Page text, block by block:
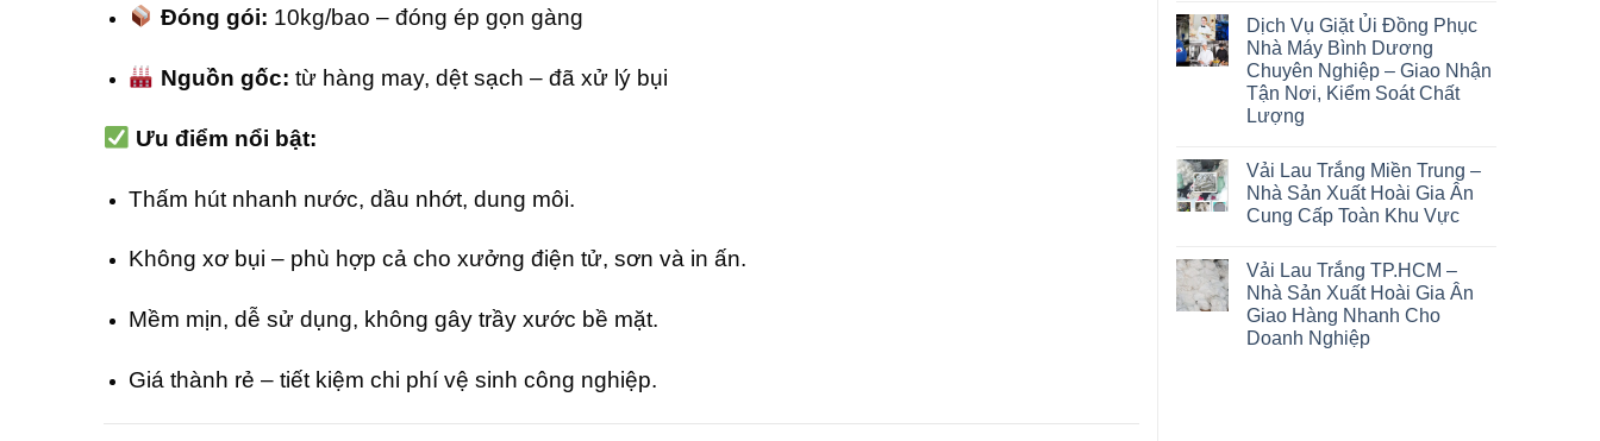
Đóng gói: 10kg/bao – đóng ép gọn gàng
Nguồn gốc: từ hàng may, dệt sạch – đã xử lý bụi
Ưu điểm nổi bật:
Thấm hút nhanh nước, dầu nhớt, dung môi.
Không xơ bụi – phù hợp cả cho xưởng điện tử, sơn và in ấn.
Mềm mịn, dễ sử dụng, không gây trầy xước bề mặt.
Giá thành rẻ – tiết kiệm chi phí vệ sinh công nghiệp.
Dịch Vụ Giặt Ủi Đồng Phục
Nhà Máy Bình Dương
Chuyên Nghiệp – Giao Nhận
Tận Nơi, Kiểm Soát Chất
Lượng
Vải Lau Trắng Miền Trung –
Nhà Sản Xuất Hoài Gia Ân
Cung Cấp Toàn Khu Vực
Vải Lau Trắng TP.HCM –
Nhà Sản Xuất Hoài Gia Ân
Giao Hàng Nhanh Cho
Doanh Nghiệp